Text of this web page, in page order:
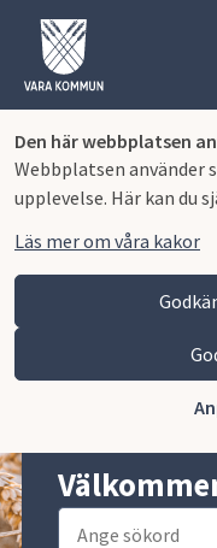
Den här webbplatsen
Webbplatsen
upplevelse. Här kan du
Läs mer om våra kakor